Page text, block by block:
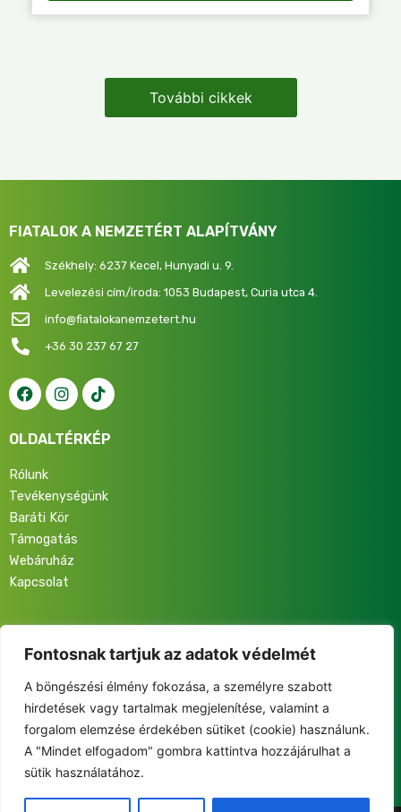
Fontosnak tartjuk az adatok védelmét
A böngészési élmény fokozása, a személyre szabott
hirdetések vagy tartalmak megjelenítése, valamint a
forgalom elemzése érdekében sütiket (cookie) használunk.
A "Mindet elfogadom" gombra kattintva hozzájárulhat a
sütik használatához.
További cikkek
FIATALOK A NEMZETÉRT ALAPÍTVÁNY
Székhely: 6237 Kecel, Hunyadi u. 9.
Levelezési cím/iroda: 1053 Budapest, Curia utca 4.
info@fiatalokanemzetert.hu
+36 30 237 67 27
OLDALTÉRKÉP
Rólunk
Tevékenységünk
Baráti Kör
Támogatás
Webáruház
Kapcsolat
eseményeinkről és közösségünk életéről!
This site is protected by reCAPTCHA and the Google
Privacy Policy